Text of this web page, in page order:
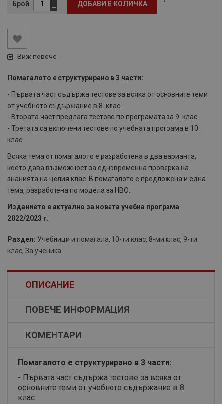
Брой ДОБАВИ В КОЛИЧКА
Виж повече
Помагалото e структурирано в 3 части:
- Първата част съдържа тестове за всяка от основните теми
от учебното съдържание в 8. клас.
- Втората част предлага тестове по програмата за 9. клас.
- Третата са включени тестове по учебната програма в 10.
клас.
Всяка тема от помагалото е разработена в два варианта,
което дава възможност за едновременна проверка на
знанията на целия клас. В помагалото е предложена и една
тема, разработена по модела за НВО.
Изданието е актуално за новата учебна програма
2022/2023 г.
Раздел: Учебници и помагала, 10-ти клас, 8-ми клас, 9-ти
клас, За ученика
ОПИСАНИЕ
ПОВЕЧЕ ИНФОРМАЦИЯ
КОМЕНТАРИ
Помагалото e структурирано в 3 части:
- Първата част съдържа тестове за всяка от
основните теми от учебното съдържание в 8.
клас.